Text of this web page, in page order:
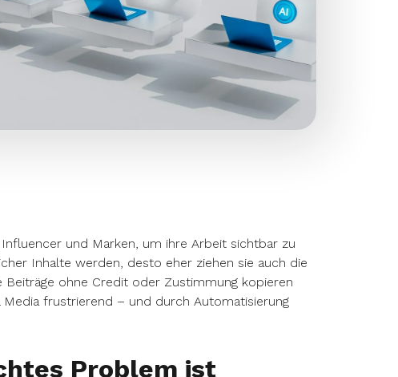
und Marken, um ihre Arbeit sichtbar zu
Inhalte werden, desto eher ziehen sie auch die
ohne Credit oder Zustimmung kopieren
frustrierend – und durch Automatisierung
Problem ist